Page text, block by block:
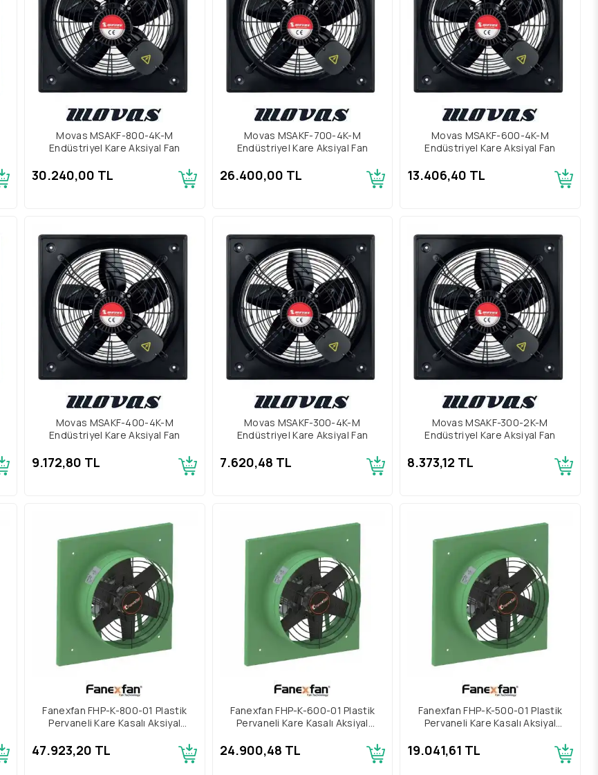
Movas MSAKF-800-4K-M
Endüstriyel Kare Aksiyal Fan
30.240,00 TL
Movas MSAKF-700-4K-M
Endüstriyel Kare Aksiyal Fan
26.400,00 TL
Movas MSAKF-600-4K-M
Endüstriyel Kare Aksiyal Fan
13.406,40 TL
Movas MSAKF-400-4K-M
Endüstriyel Kare Aksiyal Fan
9.172,80 TL
Movas MSAKF-300-4K-M
Endüstriyel Kare Aksiyal Fan
7.620,48 TL
Movas MSAKF-300-2K-M
Endüstriyel Kare Aksiyal Fan
8.373,12 TL
Fanexfan FHP-K-800-01 Plastik
Pervaneli Kare Kasalı Aksiyal
47.923,20 TL
Fanexfan FHP-K-600-01 Plastik
Pervaneli Kare Kasalı Aksiyal
24.900,48 TL
Fanexfan FHP-K-500-01 Plastik
Pervaneli Kare Kasalı Aksiyal
19.041,61 TL